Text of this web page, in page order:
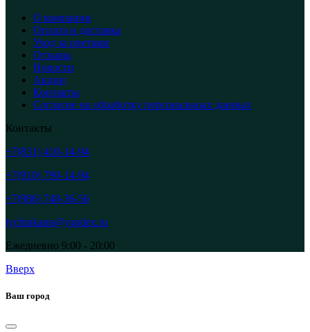
О компании
Оплата и доставка
Уход за цветами
Отзывы
Новости
Акции
Контакты
Согласие на обработку персональных данных
Контакты
+7(831) 410-14-94
+7(910) 790-14-94
+7(986) 748-36-56
tychinkann@yandex.ru
Ежедневно 9:00 - 20:00
Вверх
Ваш город